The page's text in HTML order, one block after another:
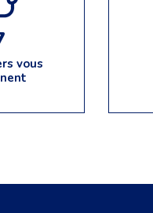
vous